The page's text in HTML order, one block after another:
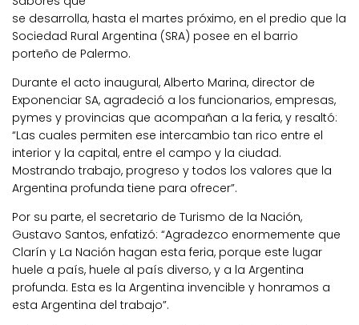
se desarrolla, hasta el martes próximo, en el predio que la
Sociedad Rural Argentina (SRA) posee en el barrio
porteño de Palermo.
Durante el acto inaugural, Alberto Marina, director de
Exponenciar SA, agradeció a los funcionarios, empresas,
pymes y provincias que acompañan a la feria, y resaltó:
“Las cuales permiten ese intercambio tan rico entre el
interior y la capital, entre el campo y la ciudad.
Mostrando trabajo, progreso y todos los valores que la
Argentina profunda tiene para ofrecer”.
Por su parte, el secretario de Turismo de la Nación,
Gustavo Santos, enfatizó: “Agradezco enormemente que
Clarín y La Nación hagan esta feria, porque este lugar
huele a país, huele al país diverso, y a la Argentina
profunda. Esta es la Argentina invencible y honramos a
esta Argentina del trabajo”.